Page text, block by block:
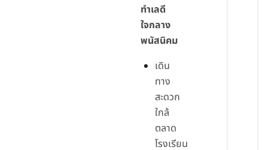
ทำเลดี
ใจกลาง
พนัสนิคม
เดิน
ทาง
สะดวก
ใกล้
ตลาด
โรงเรียน